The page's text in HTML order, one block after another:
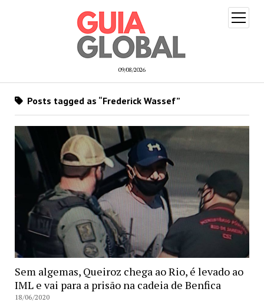
09/08/2026
open
menu
Posts tagged as “Frederick Wassef”
Sem algemas, Queiroz chega ao Rio, é levado ao
IML e vai para a prisão na cadeia de Benfica
18/06/2020